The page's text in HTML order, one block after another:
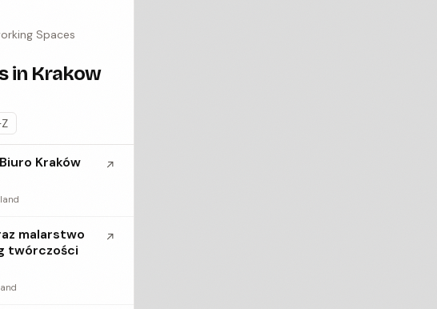
Spaces
in Krakow
Kraków ↗
malarstwo
twórczości
↗